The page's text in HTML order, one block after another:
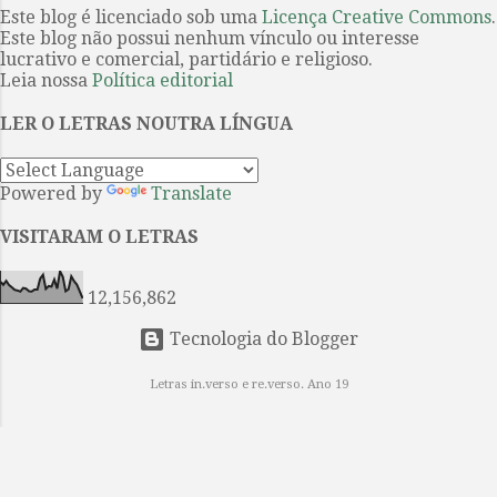
a ser produzido int...
em sua maioria, conhecem este
belo poema por meio da facilmente
encontrável tradução portuguesa
mais recentemente, tiveram acesso
à continuação da obra graças à
empreitada coletiva coordenada
por Guilherme Gontijo Flores, cujo
esforço resultou na publicação de
cul...
Este blog é licenciado sob uma Licença Creative Commons.
Este blog não possui nenhum vínculo ou interesse
lucrativo e comercial, partidário e religioso.
Leia nossa Política editorial
LER O LETRAS NOUTRA LÍNGUA
Powered by Translate
VISITARAM O LETRAS
12,156,862
Tecnologia do Blogger
Letras in.verso e re.verso. Ano 19